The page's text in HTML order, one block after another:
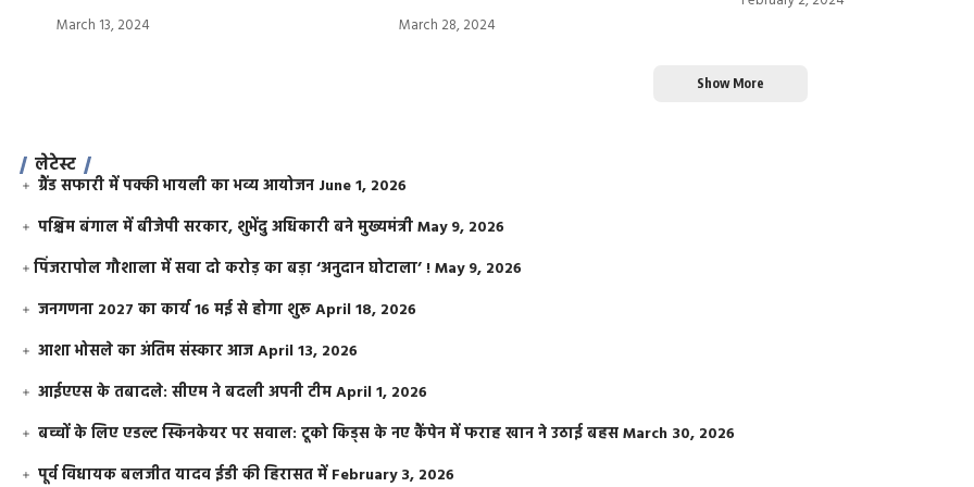
March 13, 2024 March 28, 2024
Show More
लेटेस्ट
ग्रैंड सफारी में पक्की भायली का भव्य आयोजन June 1, 2026
पश्चिम बंगाल में बीजेपी सरकार, शुभेंदु अधिकारी बने मुख्यमंत्रीMay 9, 2026
​पिंजरापोल गौशाला में सवा दो करोड़ का बड़ा ‘अनुदान घोटाला’ !May 9, 2026
जनगणना 2027 का कार्य 16 मई से होगा शुरूApril 18, 2026
आशा भोसले का अंतिम संस्कार आजApril 13, 2026
आईएएस के तबादले: सीएम ने बदली अपनी टीमApril 1, 2026
बच्चों के लिए एडल्ट स्किनकेयर पर सवाल: टूको किड्स के नए कैंपेन में फराह खान ने उठाई बहसMarch 30, 2026
पूर्व विधायक बलजीत यादव ईडी की हिरासत में February 3, 2026